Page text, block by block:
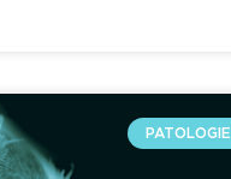
PATOLOGIE